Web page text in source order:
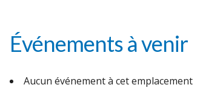
Événements à venir
Aucun événement à cet emplacement